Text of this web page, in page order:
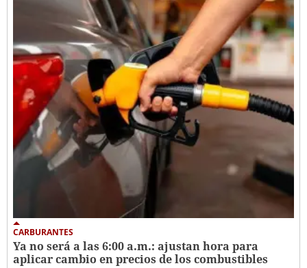
CARBURANTES
Ya no será a las 6:00 a.m.: ajustan hora para
aplicar cambio en precios de los combustibles